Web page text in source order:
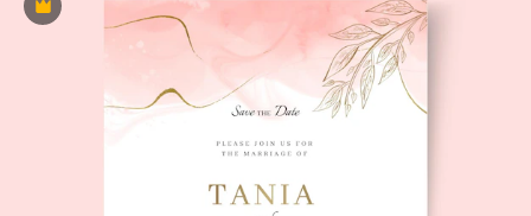
Premium